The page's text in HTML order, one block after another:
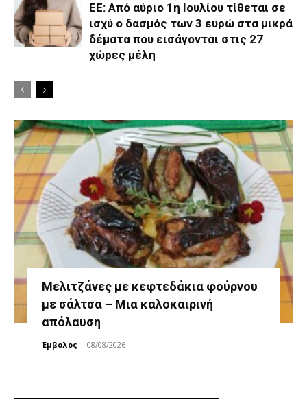
ΕΕ: Από αύριο 1η Ιουλίου τίθεται σε
ισχύ ο δασμός των 3 ευρώ στα μικρά
δέματα που εισάγονται στις 27
χώρες μέλη
Μελιτζάνες με κεφτεδάκια φούρνου
με σάλτσα – Μια καλοκαιρινή
απόλαυση
Έμβολος - 08/08/2026